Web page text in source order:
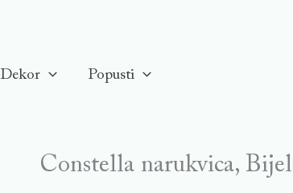
Dekor Popusti
Constella narukvica,
Constella